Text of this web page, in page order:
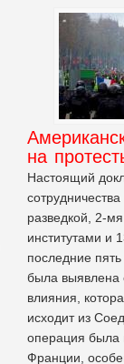
на
Настоящий
разведкой, 2-
институтами и
последние
была выявлена
влияния,
исходит из
операция была
Франции,